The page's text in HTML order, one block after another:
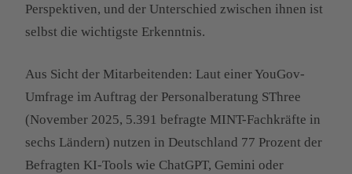
Perspektiven, und der Unterschied zwischen ihnen ist
selbst die wichtigste Erkenntnis.
Aus Sicht der Mitarbeitenden: Laut einer YouGov-
Umfrage im Auftrag der Personalberatung SThree
(November 2025, 5.391 befragte MINT-Fachkräfte in
sechs Ländern) nutzen in Deutschland 77 Prozent der
Befragten KI-Tools wie ChatGPT, Gemini oder